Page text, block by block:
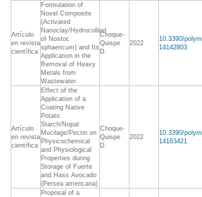
Artículo
en revista
científica
Formulation of
Novel Composite
(Activated
Nanoclay/Hydrocolloid
of Nostoc
sphaericum) and Its
Application in the
Removal of Heavy
Metals from
Wastewater
Choque-
Quispe
D.
2022
10.3390/polym
14142803
Artículo
en revista
científica
Effect of the
Application of a
Coating Native
Potato
Starch/Nopal
Mucilage/Pectin on
Physicochemical
and Physiological
Properties during
Storage of Fuerte
and Hass Avocado
(Persea americana)
Choque-
Quispe
D.
2022
10.3390/polym
14163421
Proposal of a